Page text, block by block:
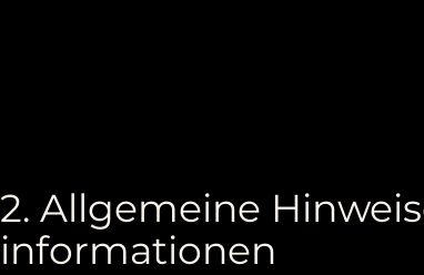
2. Allgemeine
informationen